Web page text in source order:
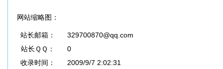
网站缩略图：
站长邮箱：
329700870@qq.com
站长ＱＱ：
0
收录时间：
2009/9/7 2:02:31